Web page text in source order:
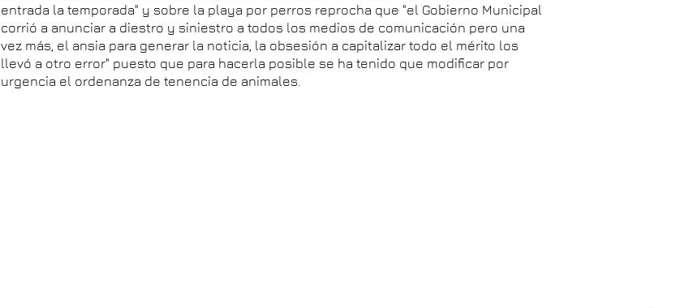
entrada la temporada" y sobre la playa por perros reprocha que "el Gobierno Municipal
corrió a anunciar a diestro y siniestro a todos los medios de comunicación pero una
vez más, el ansia para generar la noticia, la obsesión a capitalizar todo el mérito los
llevó a otro error" puesto que para hacerla posible se ha tenido que modificar por
urgencia el ordenanza de tenencia de animales.